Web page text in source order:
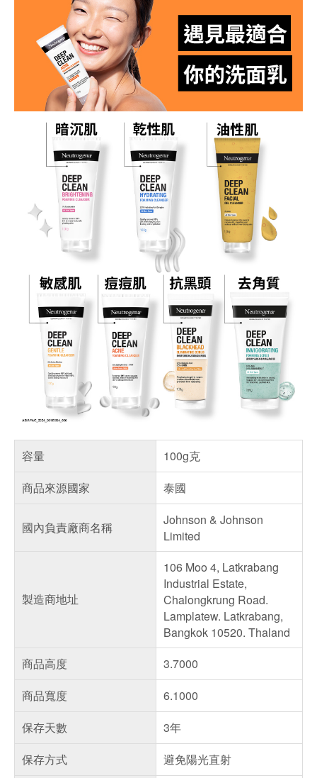
容量
100g克
商品來源國家
泰國
國內負責廠商名稱
Johnson & Johnson
Limited
製造商地址
106 Moo 4, Latkrabang
Industrial Estate,
Chalongkrung Road.
Lamplatew. Latkrabang,
Bangkok 10520. Thaland
商品高度
3.7000
商品寬度
6.1000
保存天數
3年
保存方式
避免陽光直射